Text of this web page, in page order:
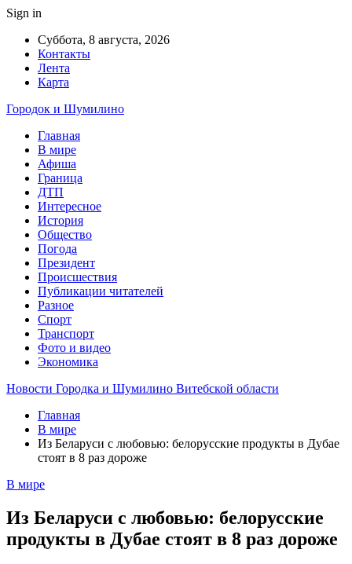
Sign in
Суббота, 8 августа, 2026
Контакты
Лента
Карта
Городок и Шумилино
Главная
В мире
Афиша
Граница
ДТП
Интересное
История
Общество
Погода
Президент
Происшествия
Публикации читателей
Разное
Спорт
Транспорт
Фото и видео
Экономика
Новости Городка и Шумилино Витебской области
Главная
В мире
Из Беларуси с любовью: белорусские продукты в Дубае
стоят в 8 раз дороже
В мире
Из Беларуси с любовью: белорусские
продукты в Дубае стоят в 8 раз дороже